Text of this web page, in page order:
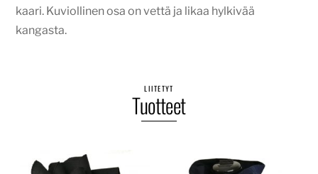
kaari. Kuviollinen osa on vettä ja likaa hylkivää
kangasta.
LIITETYT
Tuotteet